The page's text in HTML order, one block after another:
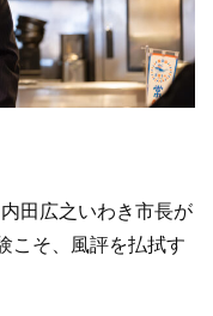
田広之いわき市長が
こそ、風評を払拭す